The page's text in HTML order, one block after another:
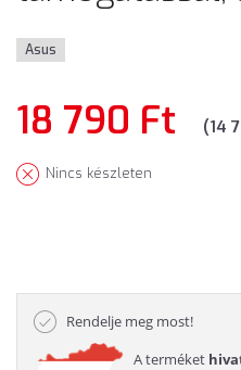
Asus
18 790 Ft (14
Nincs készleten
Rendelje meg most!
A terméket